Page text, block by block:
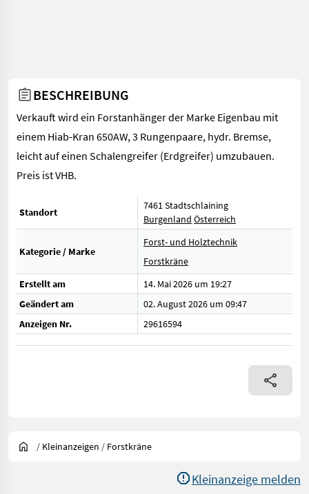
BESCHREIBUNG
Verkauft wird ein Forstanhänger der Marke Eigenbau mit
einem Hiab-Kran 650AW, 3 Rungenpaare, hydr. Bremse,
leicht auf einen Schalengreifer (Erdgreifer) umzubauen.
Preis ist VHB.
Standort
7461 Stadtschlaining
Burgenland Österreich
Kategorie / Marke
Forst- und Holztechnik
Forstkräne
Erstellt am
14. Mai 2026 um 19:27
Geändert am
02. August 2026 um 09:47
Anzeigen Nr.
29616594
/ Kleinanzeigen / Forstkräne
Kleinanzeige melden